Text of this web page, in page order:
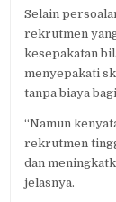
Selain
rekrutmen
kesepakatan
menyepakati
tanpa biaya
“Namun
rekrutmen
dan
jelasnya.